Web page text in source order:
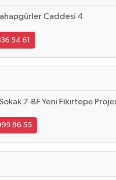
Caddesi 4
54 61
7-BF Yeni Fikirtepe
96 55